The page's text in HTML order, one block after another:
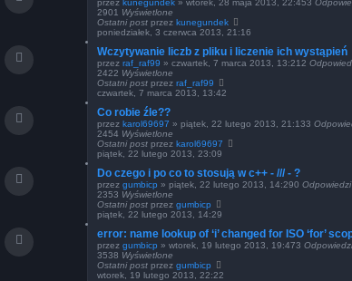
2901 Wyświetlone
Ostatni post przez kunegundek
poniedziałek, 3 czerwca 2013, 21:16
Wczytywanie liczb z pliku i liczenie ich wystąpień
przez raf_raf99 » czwartek, 7 marca 2013, 13:212
2422 Wyświetlone
Ostatni post przez raf_raf99
czwartek, 7 marca 2013, 13:42
Co robie źle??
przez karol69697 » piątek, 22 lutego 2013, 21:133
2454 Wyświetlone
Ostatni post przez karol69697
piątek, 22 lutego 2013, 23:09
Do czego i po co to stosują w c++ - /// - ?
przez gumbicp » piątek, 22 lutego 2013, 14:290 Odpowiedzi
2353 Wyświetlone
Ostatni post przez gumbicp
piątek, 22 lutego 2013, 14:29
error: name lookup of ‘i’ changed for ISO ‘for’
przez gumbicp » wtorek, 19 lutego 2013, 19:473 Odpowiedzi
3538 Wyświetlone
Ostatni post przez gumbicp
wtorek, 19 lutego 2013, 22:22